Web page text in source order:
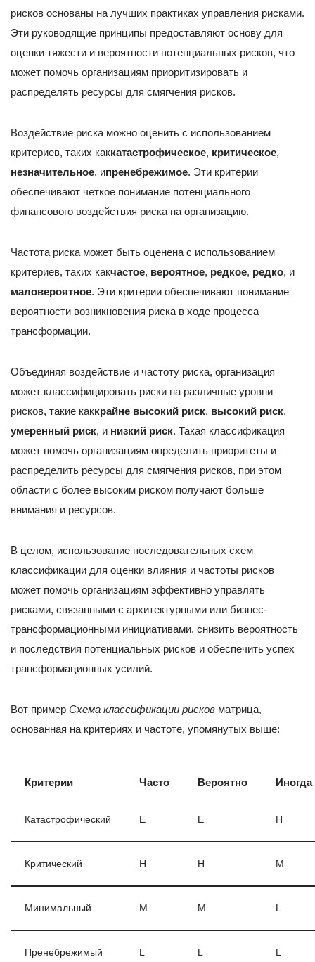
рисков основаны на лучших практиках управления рисками.
Эти руководящие принципы предоставляют основу для
оценки тяжести и вероятности потенциальных рисков, что
может помочь организациям приоритизировать и
распределять ресурсы для смягчения рисков.
Воздействие риска можно оценить с использованием
критериев, таких каккатастрофическое, критическое,
незначительное, ипренебрежимое. Эти критерии
обеспечивают четкое понимание потенциального
финансового воздействия риска на организацию.
Частота риска может быть оценена с использованием
критериев, таких какчастое, вероятное, редкое, редко, и
маловероятное. Эти критерии обеспечивают понимание
вероятности возникновения риска в ходе процесса
трансформации.
Объединяя воздействие и частоту риска, организация
может классифицировать риски на различные уровни
рисков, такие каккрайне высокий риск, высокий риск,
умеренный риск, и низкий риск. Такая классификация
может помочь организациям определить приоритеты и
распределить ресурсы для смягчения рисков, при этом
области с более высоким риском получают больше
внимания и ресурсов.
В целом, использование последовательных схем
классификации для оценки влияния и частоты рисков
может помочь организациям эффективно управлять
рисками, связанными с архитектурными или бизнес-
трансформационными инициативами, снизить вероятность
и последствия потенциальных рисков и обеспечить успех
трансформационных усилий.
Вот пример Схема классификации рисков матрица,
основанная на критериях и частоте, упомянутых выше:
Критерии Часто Вероятно Иногда
Катастрофический E E H
Критический H H M
Минимальный M M L
Пренебрежимый L L L